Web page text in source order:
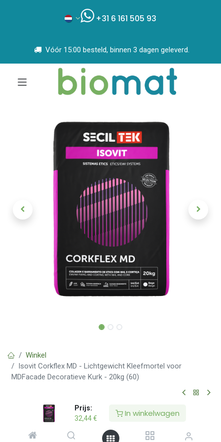
Prijs:
32,44€ In winkelwagen
+31 6 161 505 93
Vóór 15:00 besteld, binnen 3 dagen geleverd.
Winkel
Isovit Corkflex MD - Lichtgewicht Kleefmortel voor
MDFacade Decoratieve Kurk - 20kg (60)
Isovit Corkflex MD - Lichtgewicht
Kleefmortel voor MDFacade